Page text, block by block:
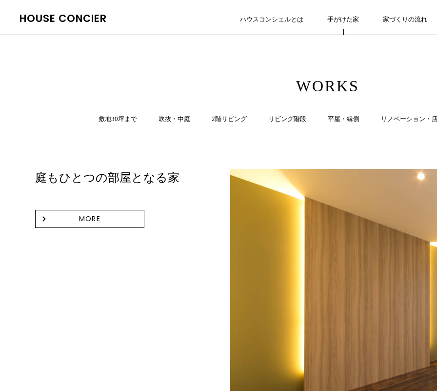
HOUSE CONCIER ハウスコンシェルとは
ABOUT 手がけた家
WORKS 家づくりの流れ
FLOW
WORKS
敷地30坪まで 吹抜・中庭 2階リビング リビング階段 平屋・縁側 リノベーション・
庭もひとつの部屋となる家
MORE